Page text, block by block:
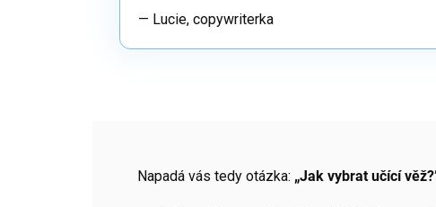
— Lucie, copywriterka
Napadá vás tedy otázka: „Jak vybrat učící